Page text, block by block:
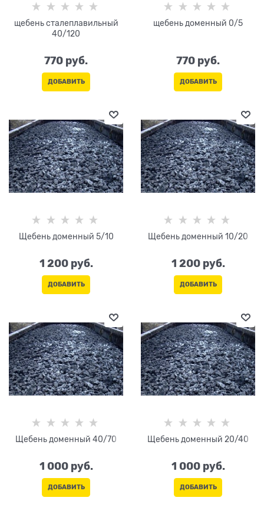
щебень сталеплавильный
40/120
770 руб.
ДОБАВИТЬ
щебень доменный 0/5
770 руб.
ДОБАВИТЬ
Щебень доменный 5/10
1 200 руб.
ДОБАВИТЬ
Щебень доменный 10/20
1 200 руб.
ДОБАВИТЬ
Щебень доменный 40/70
1 000 руб.
ДОБАВИТЬ
Щебень доменный 20/40
1 000 руб.
ДОБАВИТЬ